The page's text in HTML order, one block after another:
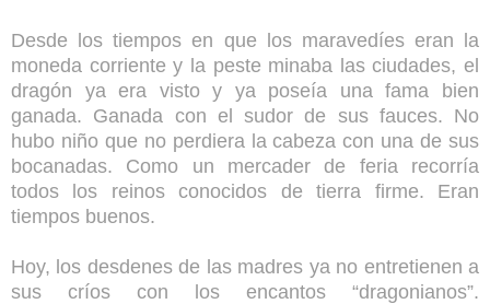
Desde los tiempos en que los maravedíes eran la
moneda corriente y la peste minaba las ciudades, el
dragón ya era visto y ya poseía una fama bien
ganada. Ganada con el sudor de sus fauces. No
hubo niño que no perdiera la cabeza con una de sus
bocanadas. Como un mercader de feria recorría
todos los reinos conocidos de tierra firme. Eran
tiempos buenos.
Hoy, los desdenes de las madres ya no entretienen a
sus críos con los encantos “dragonianos”.